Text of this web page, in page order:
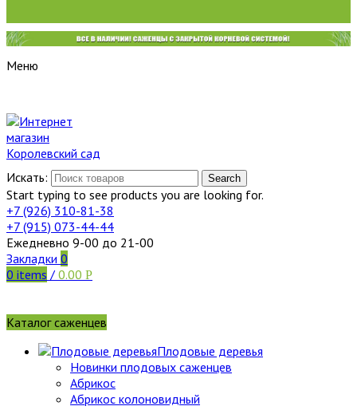
Меню
Искать: Search
Start typing to see products you are looking for.
+7 (926) 310-81-38
+7 (915) 073-44-44
Ежедневно 9-00 до 21-00
Закладки 0
0 items / 0.00 Р
Каталог саженцев
Плодовые деревья
Новинки плодовых саженцев
Абрикос
Абрикос колоновидный